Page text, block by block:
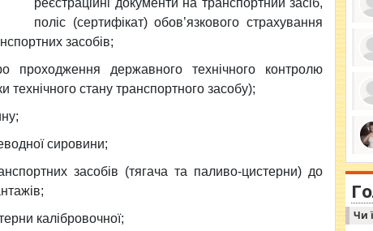
реєстраційні документи на транспортний засіб,
поліс (сертифікат) обов’язкового страхування
засобів;
проходження державного технічного контролю
технічного стану транспортного засобу);
сировини;
засобів (тягача та паливо-цистерни) до
калібровочної;
за
ми
in
Чи